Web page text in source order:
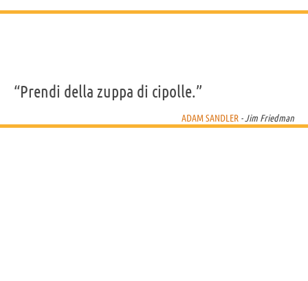
“Prendi della zuppa di cipolle.”
ADAM SANDLER - Jim Friedman